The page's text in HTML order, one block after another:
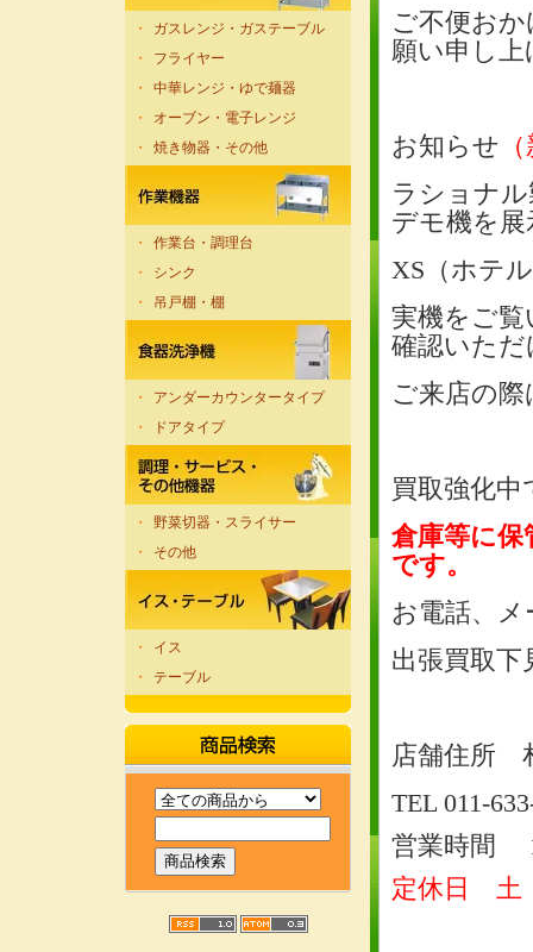
・
ガスレンジ・ガステーブル
・
フライヤー
・
中華レンジ・ゆで麺器
・
オーブン・電子レンジ
・
焼き物器・その他
・
作業台・調理台
・
シンク
・
吊戸棚・棚
・
アンダーカウンタータイプ
・
ドアタイプ
・
野菜切器・スライサー
・
その他
・
イス
・
テーブル
ご不便お
願い申し
お知らせ
ラショナ
デモ機を展
XS（ホテ
実機をご
確認いた
ご来店の
買取強化中
倉庫等に
です。
お電話、
出張買取
店舗住所
TEL 011-
営業時間
定休日 土